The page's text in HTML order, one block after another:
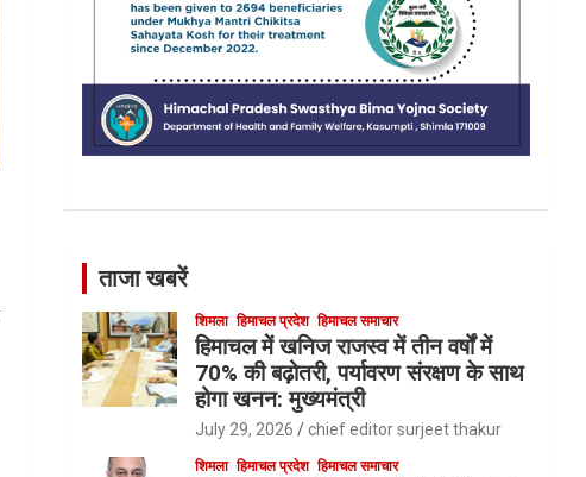
ताजा खबरें
शिमला हिमाचल प्रदेश हिमाचल समाचार
हिमाचल में खनिज राजस्व में तीन वर्षों में
70% की बढ़ोतरी, पर्यावरण संरक्षण के साथ
होगा खनन: मुख्यमंत्री
July 29, 2026 chief editor surjeet thakur
शिमला हिमाचल प्रदेश हिमाचल समाचार